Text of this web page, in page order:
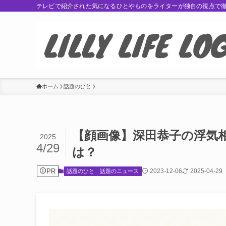
テレビで紹介された気になるひとやものをライターが独自の視点で
ホーム 話題のひと
【顔画像】深田恭子の浮
は？
2025
4/29
PR 話題のひと 話題のニュース 2023-12-06 2025-04-29